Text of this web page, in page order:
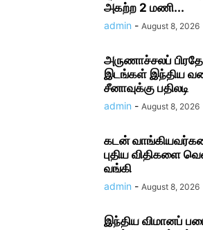
அகற்ற 2 மணி...
admin - August 8, 2026
அருணாச்சலப்
இடங்கள் இந்திய
சீனாவுக்கு பதிலடி
admin - August 8, 2026
கடன்
புதிய விதிகளை
வங்கி
admin - August 8, 2026
இந்திய விமானப்